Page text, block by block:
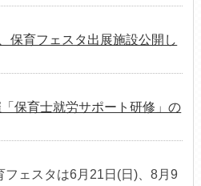
保育フェスタ出展施設公開し
保育士就労サポート研修」の
フェスタは6月21日(日)、8月9